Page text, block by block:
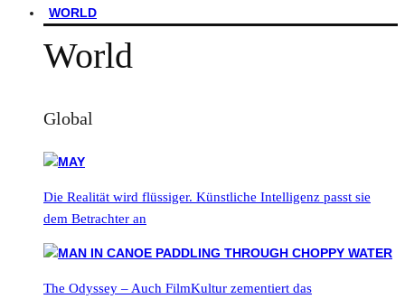
WORLD
World
Global
Die Realität wird flüssiger. Künstliche Intelligenz passt sie
dem Betrachter an
The Odyssey – Auch FilmKultur zementiert das